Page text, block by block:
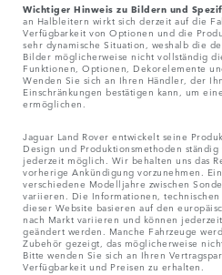
Wichtiger Hinweis zu Bildern und
an Halbleitern wirkt sich derzeit auf die
Verfügbarkeit von Optionen und die
sehr dynamische Situation, weshalb die
Bilder möglicherweise nicht vollständig
Funktionen, Optionen, Dekorelemente
Wenden Sie sich an Ihren Händler, der
Einschränkungen bestätigen kann, um
ermöglichen.
Jaguar Land Rover entwickelt seine
Design und Produktionsmethoden
jederzeit möglich. Wir behalten uns das
vorherige Ankündigung vorzunehmen.
verschiedene Modelljahre zwischen
variieren. Die Informationen,
dieser Website basieren auf den
nach Markt variieren und können
geändert werden. Manche Fahrzeuge
Zubehör gezeigt, das möglicherweise
Bitte wenden Sie sich an Ihren
Verfügbarkeit und Preisen zu erhalten.